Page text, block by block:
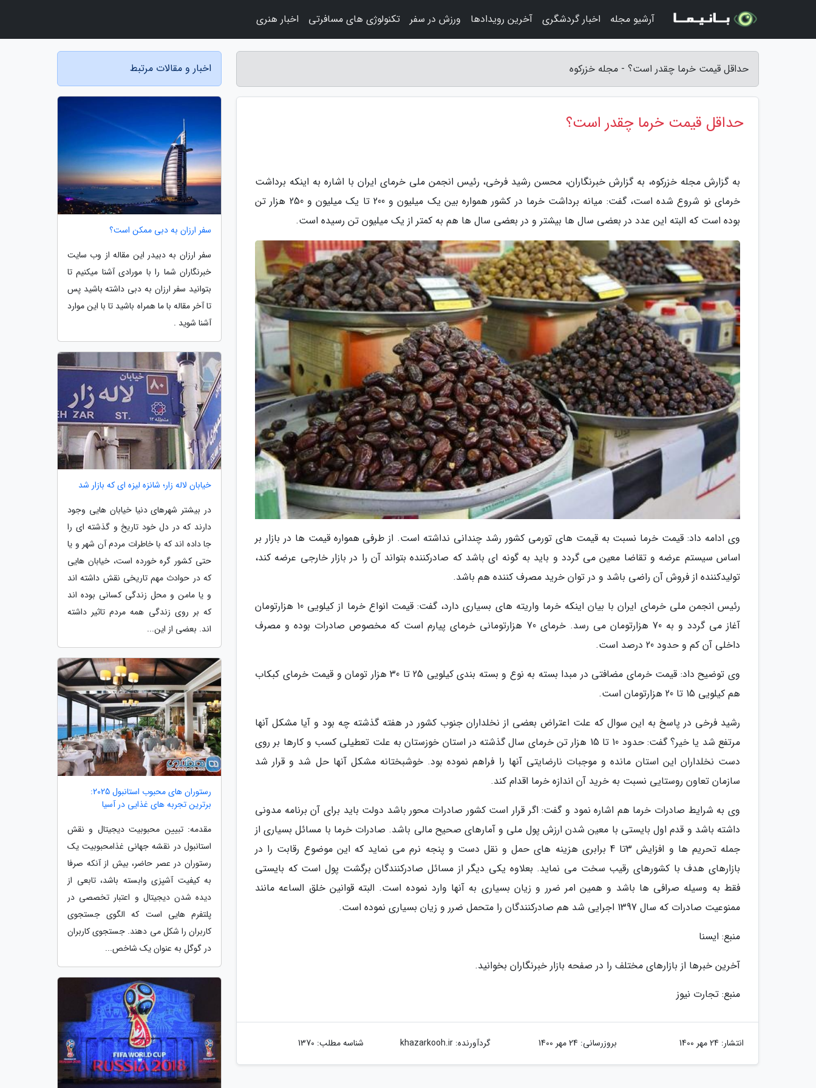
حداقل قیمت خرما چقدر است؟ - مجله خزرکوه
حداقل قیمت خرما چقدر است؟
به گزارش مجله خزرکوه، به گزارش خبرنگاران، محسن رشید فرخی، رئیس انجمن ملی خرمای ایران با اشاره به اینکه برداشت
خرمای نو شروع شده است، گفت: میانه برداشت خرما در کشور همواره بین یک میلیون و 200 تا یک میلیون و 250 هزار تن
بوده است که البته این عدد در بعضی سال ها بیشتر و در بعضی سال ها هم به کمتر از یک میلیون تن رسیده است.
وی ادامه داد: قیمت خرما نسبت به قیمت های تورمی کشور رشد چندانی نداشته است. از طرفی همواره قیمت ها در بازار بر
اساس سیستم عرضه و تقاضا معین می گردد و باید به گونه ای باشد که صادرکننده بتواند آن را در بازار خارجی عرضه کند،
تولیدکننده از فروش آن راضی باشد و در توان خرید مصرف کننده هم باشد.
رئیس انجمن ملی خرمای ایران با بیان اینکه خرما واریته های بسیاری دارد، گفت: قیمت انواع خرما از کیلویی 10 هزارتومان
آغاز می گردد و به 70 هزارتومان می رسد. خرمای 70 هزارتومانی خرمای پیارم است که مخصوص صادرات بوده و مصرف
داخلی آن کم و حدود 20 درصد است.
وی توضیح داد: قیمت خرمای مضافتی در مبدا بسته به نوع و بسته بندی کیلویی 25 تا 30 هزار تومان و قیمت خرمای کبکاب
هم کیلویی 15 تا 20 هزارتومان است.
رشید فرخی در پاسخ به این سوال که علت اعتراض بعضی از نخلداران جنوب کشور در هفته گذشته چه بود و آیا مشکل آنها
مرتفع شد یا خیر؟ گفت: حدود 10 تا 15 هزار تن خرمای سال گذشته در استان خوزستان به علت تعطیلی کسب و کارها بر روی
دست نخلداران این استان مانده و موجبات نارضایتی آنها را فراهم نموده بود. خوشبختانه مشکل آنها حل شد و قرار شد
سازمان تعاون روستایی نسبت به خرید آن اندازه خرما اقدام کند.
وی به شرایط صادرات خرما هم اشاره نمود و گفت: اگر قرار است کشور صادرات محور باشد دولت باید برای آن برنامه مدونی
داشته باشد و قدم اول بایستی با معین شدن ارزش پول ملی و آمارهای صحیح مالی باشد. صادرات خرما با مسائل بسیاری از
جمله تحریم ها و افزایش 3تا 4 برابری هزینه های حمل و نقل دست و پنجه نرم می نماید که این موضوع رقابت را در
بازارهای هدف با کشورهای رقیب سخت می نماید. بعلاوه یکی دیگر از مسائل صادرکنندگان برگشت پول است که بایستی
فقط به وسیله صرافی ها باشد و همین امر ضرر و زیان بسیاری به آنها وارد نموده است. البته قوانین خلق الساعه مانند
ممنوعیت صادرات که سال 1397 اجرایی شد هم صادرکنندگان را متحمل ضرر و زیان بسیاری نموده است.
منبع: ایسنا
آخرین خبرها از بازارهای مختلف را در صفحه بازار خبرنگاران بخوانید.
منبع: تجارت نیوز
انتشار: 24 مهر 1400 بروزرسانی: 24 مهر 1400 گردآورنده:khazarkooh.ir شناسه مطلب: 1370
اخبار و مقالات مرتبط
سفر ارزان به دبی ممکن است؟
سفر ارزان به دبیدر این مقاله از وب سایت
خبرنگاران شما را با مورادی آشنا میکنیم تا
بتوانید سفر ارزان به دبی داشته باشید پس
تا آخر مقاله با ما همراه باشید تا با این موارد
آشنا شوید .
خیابان لاله زار؛ شانزه لیزه ای که بازار شد
در بیشتر شهرهای دنیا خیابان هایی وجود
دارند که در دل خود تاریخ و گذشته ای را
جا داده اند که با خاطرات مردم آن شهر و یا
حتی کشور گره خورده است، خیابان هایی
که در حوادث مهم تاریخی نقش داشته اند
و یا مامن و محل زندگی کسانی بوده اند
که بر روی زندگی همه مردم تاثیر داشته
اند. بعضی از این...
رستوران های محبوب استانبول 2025:
برترین تجربه های غذایی در آسیا
مقدمه: تبیین محبوبیت دیجیتال و نقش
استانبول در نقشه جهانی غذامحبوبیت یک
رستوران در عصر حاضر، بیش از آنکه صرفا
به کیفیت آشپزی وابسته باشد، تابعی از
دیده شدن دیجیتال و اعتبار تخصصی در
پلتفرم هایی است که الگوی جستجوی
کاربران را شکل می دهند. جستجوی کاربران
در گوگل به عنوان یک شاخص...
آرشیو مجله اخبار گردشگری آخرین رویدادها ورزش در سفر تکنولوژی های مسافرتی اخبار هنری